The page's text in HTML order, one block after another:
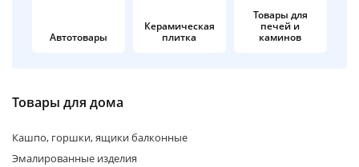
Автотовары
Керамическая
плитка
Товары для
печей и
каминов
Товары для дома
Кашпо, горшки, ящики балконные
Эмалированные изделия